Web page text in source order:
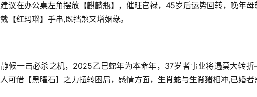
议在办公桌左角摆放【麒麟瓶】，催旺官禄，45岁后运势回转，晚年母
【红玛瑙】手串,既挡煞又增姻缘。
静候一击必杀之机，2025乙巳蛇年为本命年，37岁者事业将遇莫大转
可借【黑曜石】之力扭转困局，感情方面， 生肖蛇与生肖猪相冲,已婚者